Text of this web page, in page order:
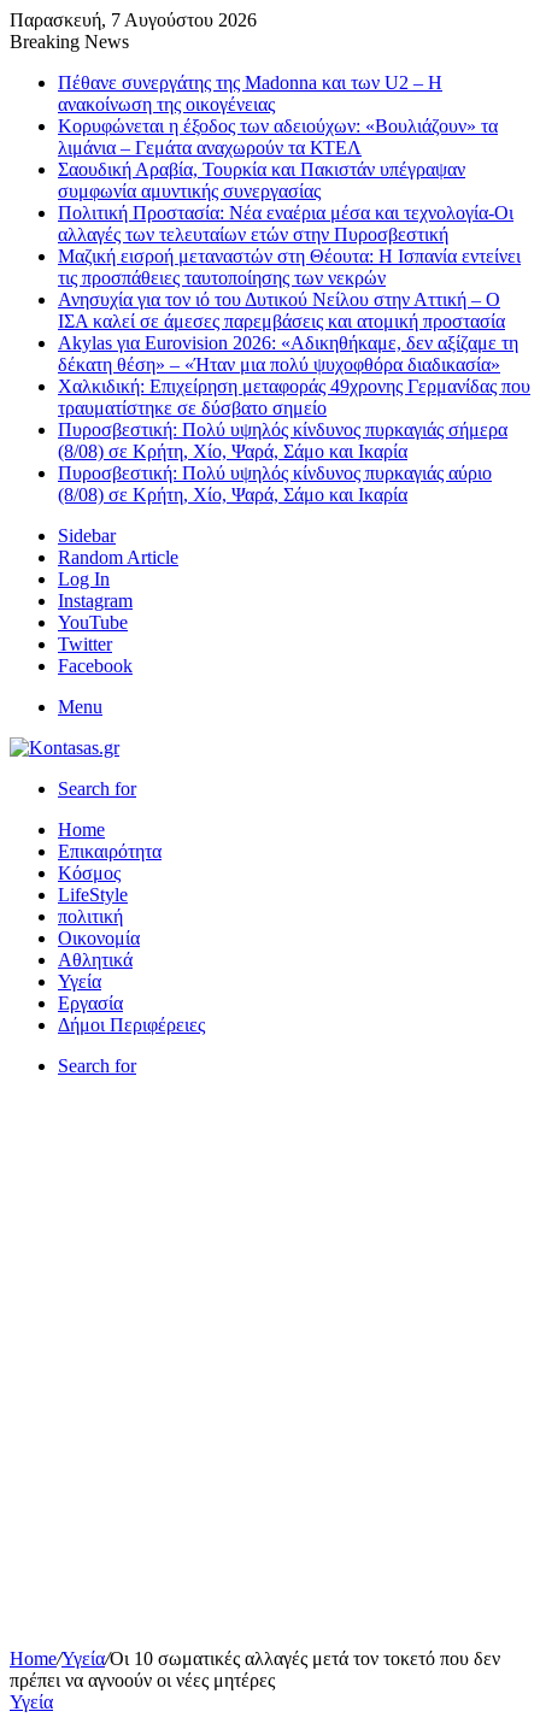
Παρασκευή, 7 Αυγούστου 2026
Breaking News
Πέθανε συνεργάτης της Madonna και των U2 – Η
ανακοίνωση της οικογένειας
Κορυφώνεται η έξοδος των αδειούχων: «Βουλιάζουν» τα
λιμάνια – Γεμάτα αναχωρούν τα ΚΤΕΛ
Σαουδική Αραβία, Τουρκία και Πακιστάν υπέγραψαν
συμφωνία αμυντικής συνεργασίας
Πολιτική Προστασία: Νέα εναέρια μέσα και τεχνολογία-Οι
αλλαγές των τελευταίων ετών στην Πυροσβεστική
Μαζική εισροή μεταναστών στη Θέουτα: Η Ισπανία εντείνει
τις προσπάθειες ταυτοποίησης των νεκρών
Ανησυχία για τον ιό του Δυτικού Νείλου στην Αττική – Ο
ΙΣΑ καλεί σε άμεσες παρεμβάσεις και ατομική προστασία
Akylas για Eurovision 2026: «Aδικηθήκαμε, δεν αξίζαμε τη
δέκατη θέση» – «Ήταν μια πολύ ψυχοφθόρα διαδικασία»
Χαλκιδική: Επιχείρηση μεταφοράς 49χρονης Γερμανίδας που
τραυματίστηκε σε δύσβατο σημείο
Πυροσβεστική: Πολύ υψηλός κίνδυνος πυρκαγιάς σήμερα
(8/08) σε Κρήτη, Χίο, Ψαρά, Σάμο και Ικαρία
Πυροσβεστική: Πολύ υψηλός κίνδυνος πυρκαγιάς αύριο
(8/08) σε Κρήτη, Χίο, Ψαρά, Σάμο και Ικαρία
Sidebar
Random Article
Log In
Instagram
YouTube
Twitter
Facebook
Menu
Search for
Home
Επικαιρότητα
Κόσμος
LifeStyle
πολιτική
Οικονομία
Αθλητικά
Υγεία
Εργασία
Δήμοι Περιφέρειες
Search for
Home/Υγεία/Οι 10 σωματικές αλλαγές μετά τον τοκετό που δεν
πρέπει να αγνοούν οι νέες μητέρες
Υγεία